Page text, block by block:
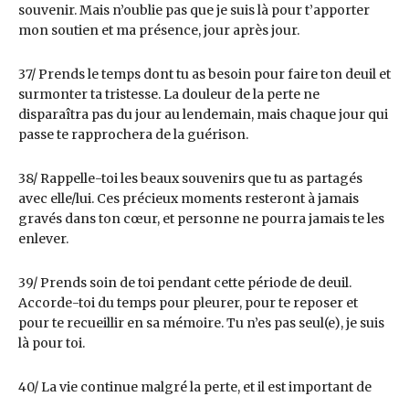
souvenir. Mais n’oublie pas que je suis là pour t’apporter
mon soutien et ma présence, jour après jour.
37/ Prends le temps dont tu as besoin pour faire ton deuil et
surmonter ta tristesse. La douleur de la perte ne
disparaîtra pas du jour au lendemain, mais chaque jour qui
passe te rapprochera de la guérison.
38/ Rappelle-toi les beaux souvenirs que tu as partagés
avec elle/lui. Ces précieux moments resteront à jamais
gravés dans ton cœur, et personne ne pourra jamais te les
enlever.
39/ Prends soin de toi pendant cette période de deuil.
Accorde-toi du temps pour pleurer, pour te reposer et
pour te recueillir en sa mémoire. Tu n’es pas seul(e), je suis
là pour toi.
40/ La vie continue malgré la perte, et il est important de